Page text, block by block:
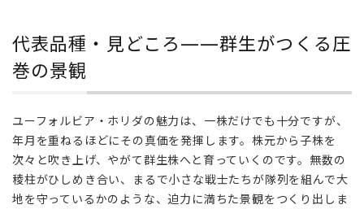
観
3
迎え
る
——
鎧の
戦士
代表品種・見どころ——群生がつくる圧
巻の景観
ユーフォルビア・ホリダの魅力は、一株だけでも十分ですが、
年月を重ねるほどにその真価を発揮します。株元から子株を
次々と吹き上げ、やがて群生株へと育っていくのです。無数の
稜柱がひしめき合い、まるで小さな戦士たちが隊列を組んで大
地を守っているかのような、迫力に満ちた景観をつくり出しま